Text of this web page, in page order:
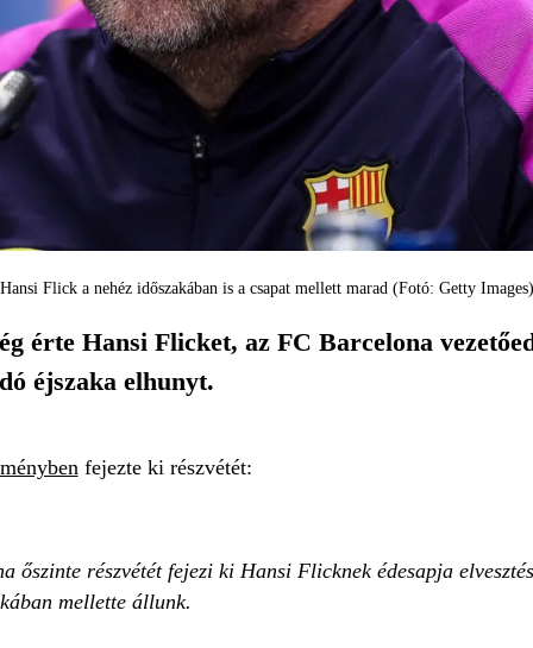
Hansi Flick a nehéz időszakában is a csapat mellett marad (Fotó: Getty Images)
érte Hansi Flicket, az FC Barcelona
éjszaka elhunyt.
fejezte ki részvétét:
őszinte részvétét fejezi ki Hansi Flicknek édesapja
mellette állunk.